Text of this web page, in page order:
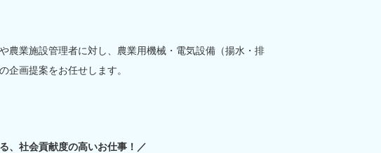
農業施設管理者に対し、農業用機械・電気設備（揚水・排
企画提案をお任せします。
、社会貢献度の高いお仕事！／